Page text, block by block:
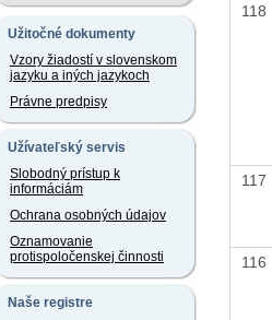
Užitočné dokumenty
Vzory žiadostí v slovenskom
jazyku a iných jazykoch
Právne predpisy
Užívateľský servis
Slobodný prístup k
informáciám
Ochrana osobných údajov
Oznamovanie
protispoločenskej činnosti
Naše registre
118
117
116